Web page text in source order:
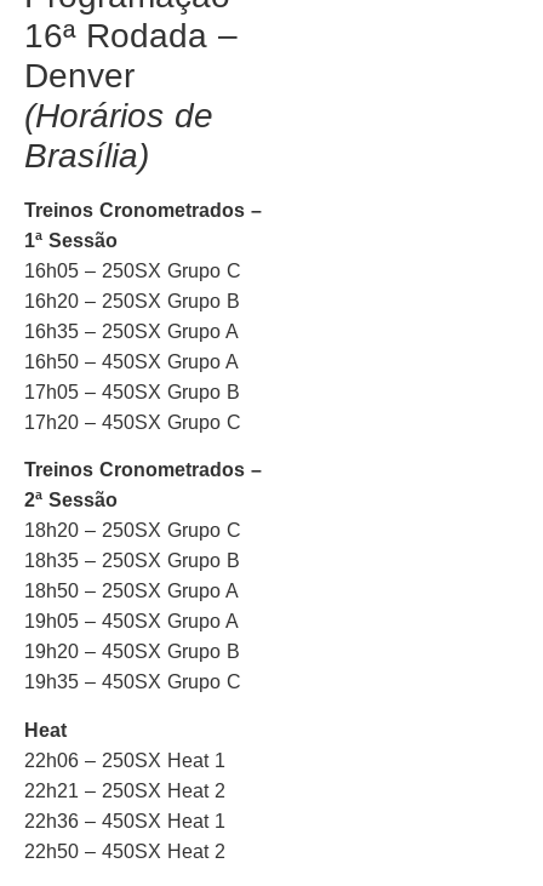
16ª Rodada –
Denver
(Horários de
Brasília)
Treinos Cronometrados –
1ª Sessão
16h05 – 250SX Grupo C
16h20 – 250SX Grupo B
16h35 – 250SX Grupo A
16h50 – 450SX Grupo A
17h05 – 450SX Grupo B
17h20 – 450SX Grupo C
Treinos Cronometrados –
2ª Sessão
18h20 – 250SX Grupo C
18h35 – 250SX Grupo B
18h50 – 250SX Grupo A
19h05 – 450SX Grupo A
19h20 – 450SX Grupo B
19h35 – 450SX Grupo C
Heat
22h06 – 250SX Heat 1
22h21 – 250SX Heat 2
22h36 – 450SX Heat 1
22h50 – 450SX Heat 2